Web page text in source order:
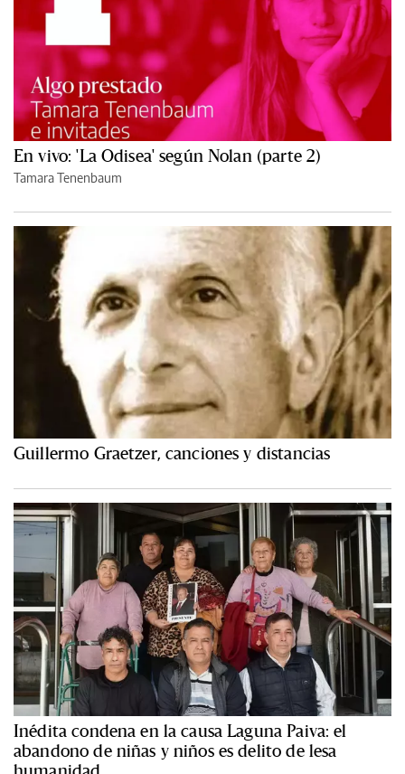
En vivo: 'La Odisea' según Nolan (parte 2)
Tamara Tenenbaum
Guillermo Graetzer, canciones y distancias
Inédita condena en la causa Laguna Paiva: el
abandono de niñas y niños es delito de lesa